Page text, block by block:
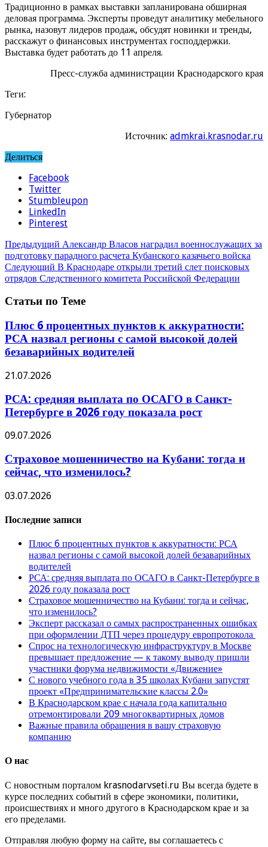
Традиционно в рамках выставки запланирована обширная
деловая программа. Эксперты проведут аналитику мебельного
рынка, назовут лидеров продаж, обсудят новинки и тренды,
расскажут о финансовых инструментах господдержки.
Выставка будет работать до 11 апреля.
Пресс-служба администрации Краснодарского края
Теги:
Губернатор
Источник: admkrai.krasnodar.ru
Делиться
Facebook
Twitter
Stumbleupon
LinkedIn
Pinterest
Предыдущий Александр Власов наградил военнослужащих за
подготовку парадного расчета Кубанского казачьего войска
Следующий В Краснодаре открыли третий слет поисковых
отрядов Следственного комитета Российской Федерации
Статьи по Теме
Плюс 6 процентных пунктов к аккуратности:
РСА назвал регионы с самой высокой долей
безаварийных водителей
21.07.2026
РСА: средняя выплата по ОСАГО в Санкт-
Петербурге в 2026 году показала рост
09.07.2026
Страховое мошенничество на Кубани: тогда и
сейчас, что изменилось?
03.07.2026
Последние записи
Плюс 6 процентных пунктов к аккуратности: РСА
назвал регионы с самой высокой долей безаварийных
водителей
РСА: средняя выплата по ОСАГО в Санкт-Петербурге в
2026 году показала рост
Страховое мошенничество на Кубани: тогда и сейчас,
что изменилось?
Эксперт рассказал о самых распространенных ошибках
при оформлении ДТП через процедуру европротокола
Спрос на технологическую инфраструктуру в Москве
превышает предложение — к такому выводу пришли
участники форума недвижимости «Движение»
С нового учебного года в 35 школах Кубани запустят
проект «Предпринимательские классы 2.0»
В Краснодарском крае с начала года капитально
отремонтировали 209 многоквартирных домов
Важные правила обращения в вашу страховую
компанию
О нас
С новостным порталом krasnodarvseti.ru Вы всегда будете в
курсе последних событий в сфере экономики, политики,
происшествиях и много другого в Краснодарском крае и за
его пределами.
Отправляя любую форму на сайте, вы соглашаетесь с